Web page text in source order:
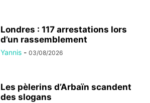
Londres : 117 arrestations lors
d’un rassemblement
Yannis - 03/08/2026
Les pèlerins d’Arbaïn scandent
des slogans